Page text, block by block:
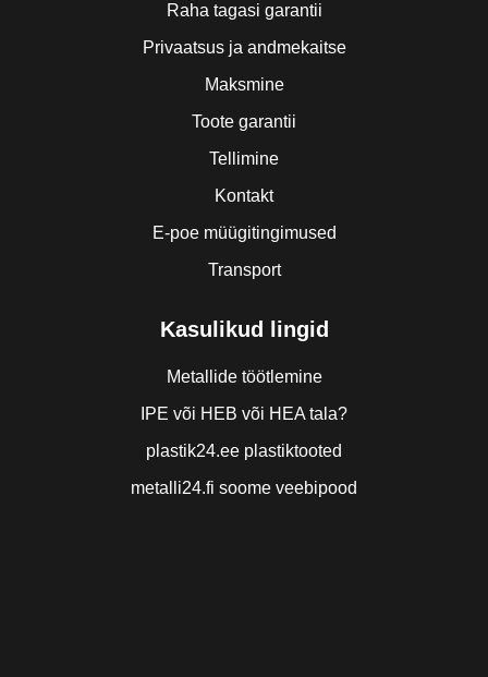
Raha tagasi garantii
Privaatsus ja andmekaitse
Maksmine
Toote garantii
Tellimine
Kontakt
E-poe müügitingimused
Transport
Kasulikud lingid
Metallide töötlemine
IPE või HEB või HEA tala?
plastik24.ee plastiktooted
metalli24.fi soome veebipood